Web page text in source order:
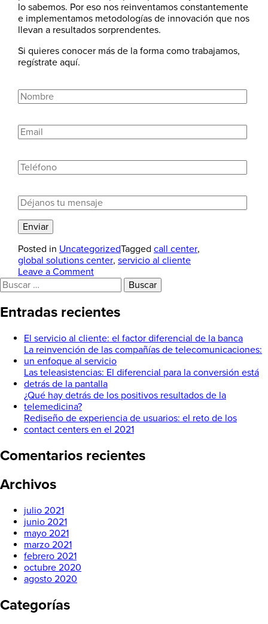
lo sabemos. Por eso nos reinventamos constantemente
e implementamos metodologías de innovación que nos
llevan a resultados sorprendentes.
Si quieres conocer más de la forma como trabajamos,
regístrate aquí.
Posted in UncategorizedTagged call center,
global solutions center, servicio al cliente
Leave a Commenton
servicio
cliente:
factor
diferencial
de
la
banca
Buscar:
Entradas recientes
El servicio al cliente: el factor diferencial de la banca
La reinvención de las compañías de telecomunicaciones:
un enfoque al servicio
Las teleasistencias: El diferencial para la conversión está
detrás de la pantalla
¿Qué hay detrás de los positivos resultados de la
telemedicina?
Rediseño de experiencia de usuarios: el reto de los
contact centers en el 2021
Comentarios recientes
Archivos
julio 2021
junio 2021
mayo 2021
marzo 2021
febrero 2021
octubre 2020
agosto 2020
Categorías